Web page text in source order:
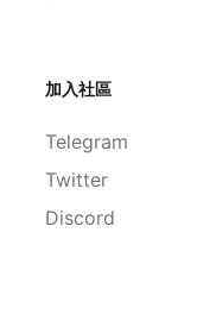
加入社區
Telegram
Twitter
Discord